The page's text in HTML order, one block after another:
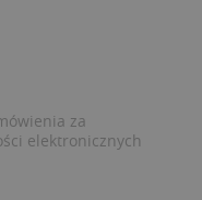
za
elektronicznych